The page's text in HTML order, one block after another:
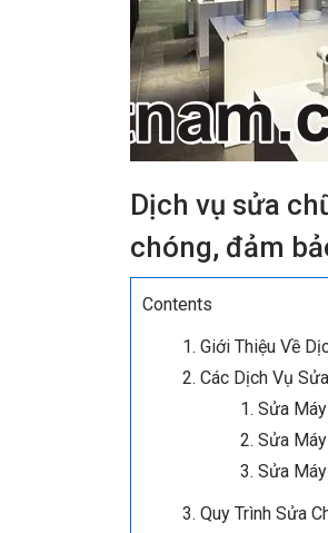
Dịch vụ sửa
chóng, đảm
Contents
Giới Thiệu Về
Các Dịch Vụ
Sửa
Sửa
Sửa
Quy Trình Sửa